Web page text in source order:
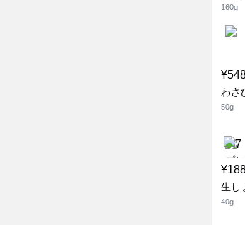
160g
わさ
50g
生し
40g